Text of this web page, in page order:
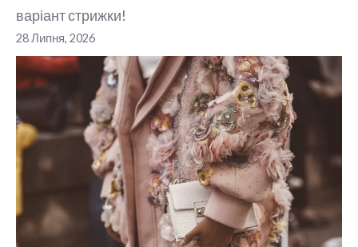
варіант стрижки!
28 Липня, 2026